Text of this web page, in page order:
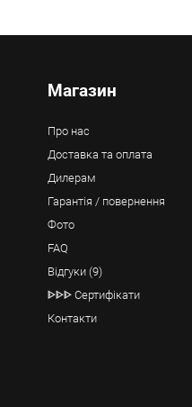
Магазин
Про нас
Доставка та оплата
Дилерам
Гарантія / повернення
Фото
FAQ
Відгуки (9)
ᐈᐈᐈ Сертифікати
Контакти